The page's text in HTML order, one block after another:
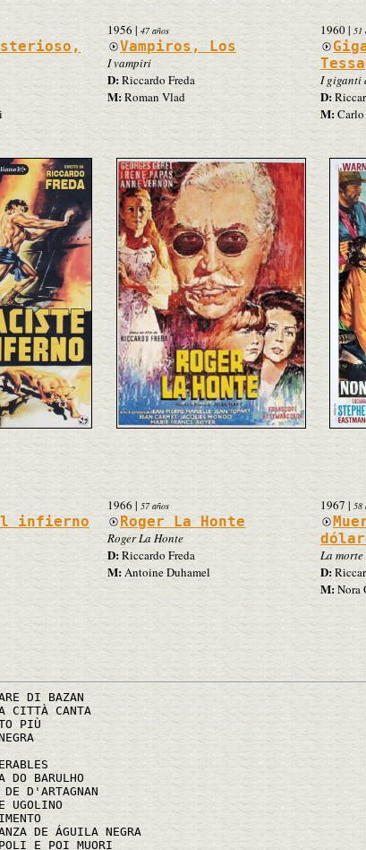
1956 | 47 años
Vampiros, Los
I vampiri
D:Riccardo Freda
M:Roman Vlad
1960| 51
I giganti
D:
M:
infierno
1966 | 57 años
Roger La Honte
Roger La Honte
D:Riccardo Freda
M:Antoine Duhamel
1967 | 58
La
D:
M:Nora
DI BAZAN
CITTÀ CANTA
PIÙ
DO BARULHO
D'ARTAGNAN
UGOLINO
DE ÁGUILA NEGRA
E POI MUORI